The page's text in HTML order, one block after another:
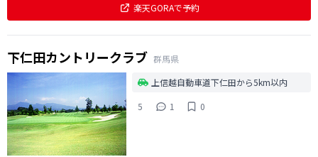
楽天GORAで予約
下仁田カントリークラブ 群馬県
上信越自動車道下仁田から5km以内
5
1 0